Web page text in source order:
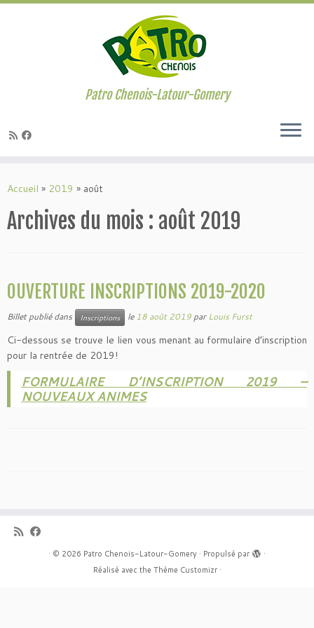
Passer
Patro Chenois-Latour-Gomery
Accueil » 2019 » août
Archives du mois : août 2019
OUVERTURE INSCRIPTIONS 2019-2020
Billet publié dans Inscriptions le 18 août 2019 parLouis Furst
Ci-dessous se trouve le lien vous menant au formulaire d’inscription
pour la rentrée de 2019!
FORMULAIRE D’INSCRIPTION 2019 –
NOUVEAUX ANIMES
· © 2026 Patro Chenois-Latour-Gomery · Propulsé par
·
Réalisé avec the Thème Customizr·